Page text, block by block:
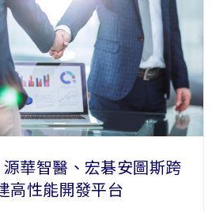
華智醫、宏碁安圖斯跨
高性能開發平台